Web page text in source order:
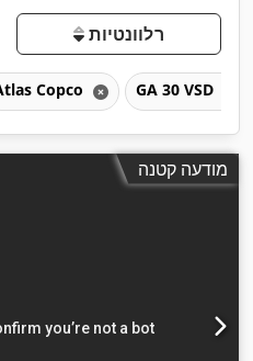
רלוונטיות
Copco GA 30 VSD
מודעה קטנה